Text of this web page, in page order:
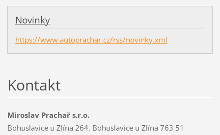
Novinky
https://www.autoprachar.cz/rss/novinky.xml
Kontakt
Miroslav Prachař s.r.o.
Bohuslavice u Zlína 264. Bohuslavice u Zlína 763 51